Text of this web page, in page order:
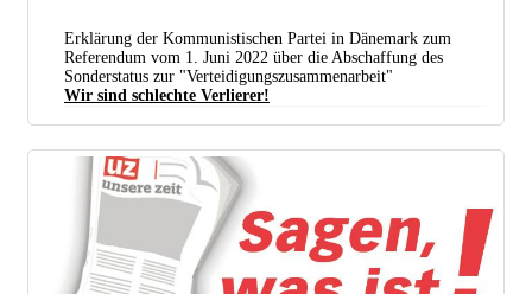
Erklärung der Kommunistischen Partei in Dänemark zum
Referendum vom 1. Juni 2022 über die Abschaffung des
Sonderstatus zur "Verteidigungszusammenarbeit"
Wir sind schlechte Verlierer!